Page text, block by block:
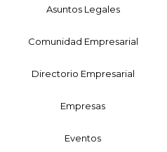
Asuntos Legales
Comunidad Empresarial
Directorio Empresarial
Empresas
Eventos